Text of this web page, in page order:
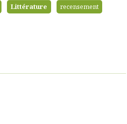
Littérature
recensement